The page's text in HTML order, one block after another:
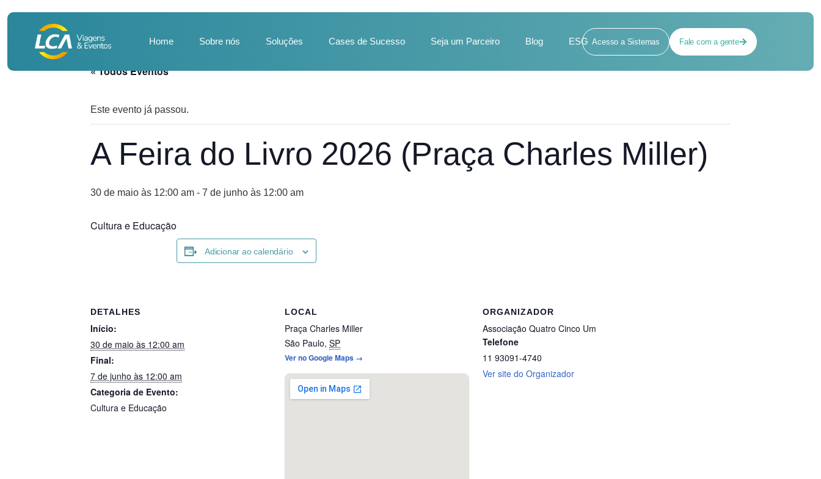
Home Sobre nós Soluções Cases de Sucesso Seja um Parceiro Blog ESG Acesso a Sistemas Fale com a gente
« Todos Eventos
Este evento já passou.
A Feira do Livro 2026 (Praça Charles Miller)
30 de maio às 12:00 am - 7 de junho às 12:00 am
Cultura e Educação
Adicionar ao calendário
DETALHES
Início:
30 de maio às 12:00 am
Final:
7 de junho às 12:00 am
Categoria de Evento:
Cultura e Educação
LOCAL
Praça Charles Miller
São Paulo, SP
Ver no Google Maps →
ORGANIZADOR
Associação Quatro Cinco Um
Telefone
11 93091-4740
Ver site do Organizador